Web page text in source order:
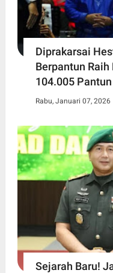
Diprakarsai
Berpantun Raih
104.005
Rabu, Januari 07, 2026
Sejarah Baru!